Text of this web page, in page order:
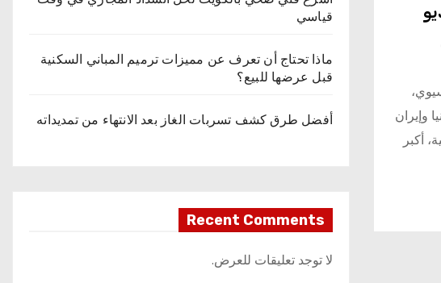
وإيران
أكبر
قياسي
ماذا تحتاج أن تعرف عن مميزات ترميم المباني السكنية
قبل عرضها للبيع؟
أفضل طرق كشف تسربات الغاز بعد الانتهاء من تمديداته
Recent Comments
لا توجد تعليقات للعرض.